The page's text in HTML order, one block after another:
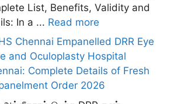
List, Benefits, Validity and
In a ... Read more
Chennai Empanelled DRR Eye
and Oculoplasty Hospital
Complete Details of Fresh
Order 2026